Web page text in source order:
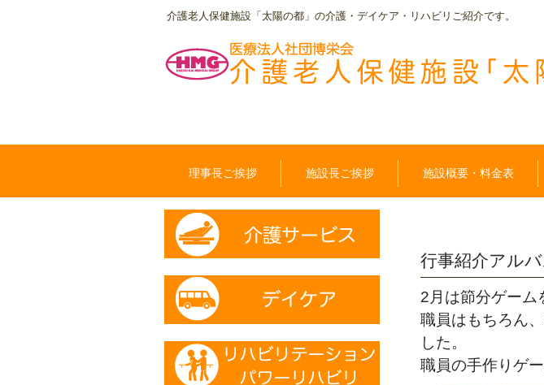
介護老人保健施設「太陽の都」の介護・デイケア・リハビリご紹介です。
理事長ご挨拶 施設長ご挨拶 施設概要・料金表
行事紹介アルバ
2月は節分ゲーム
職員はもちろん
した。
職員の手作りゲ